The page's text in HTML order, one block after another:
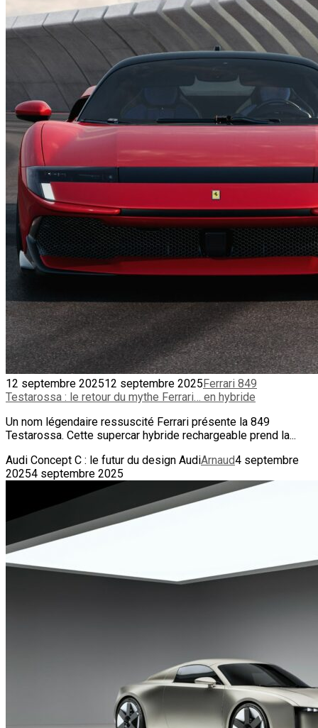
12 septembre 202512 septembre 2025Ferrari 849
Testarossa : le retour du mythe Ferrari… en hybride
Un nom légendaire ressuscité Ferrari présente la 849
Testarossa. Cette supercar hybride rechargeable prend la...
Audi Concept C : le futur du design AudiArnaud4 septembre
20254 septembre 2025